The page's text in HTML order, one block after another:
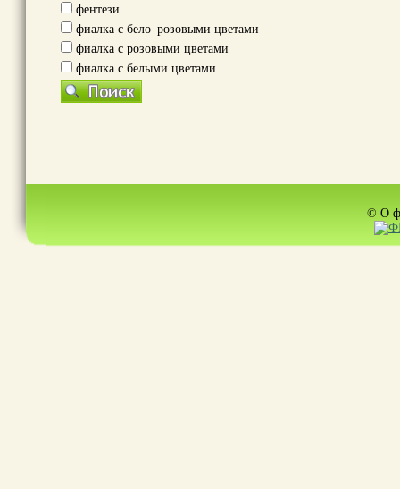
фентези
фиалка с бело–розовыми цветами
фиалка с розовыми цветами
фиалка с белыми цветами
© О